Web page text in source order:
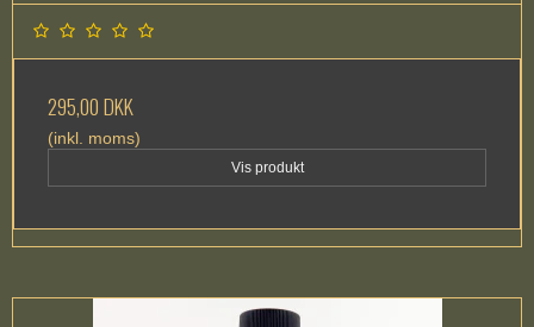
295,00 DKK
(inkl. moms)
Vis produkt